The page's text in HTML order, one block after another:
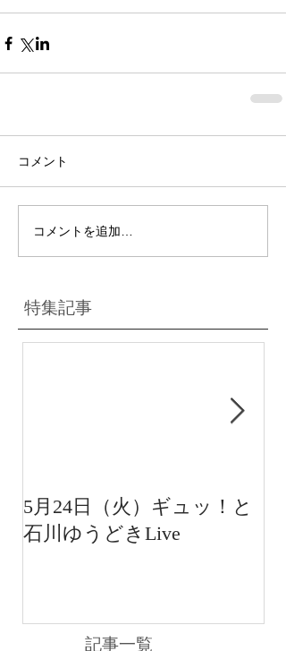
コメント
コメントを追加…
特集記事
5月24日（火）ギュッ！と
石川ゆうどきLive
記事一覧